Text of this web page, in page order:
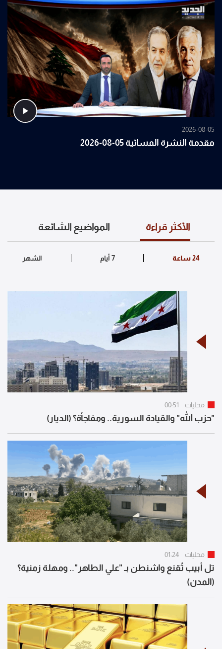
2026-08-05
مقدمة النشرة المسائية 05-08-2026
الأكثر قراءة المواضيع الشائعة
محليات 00:51
"حزب الله" والقيادة السورية.. ومفاجأة؟ (الديار)
محليات 01:24
تل أبيب تُقنع واشنطن بـ "علي الطاهر".. ومهلة زمنية؟
(المدن)